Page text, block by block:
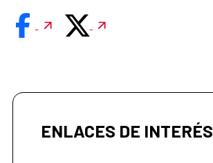
ENLACES DE INTERÉS